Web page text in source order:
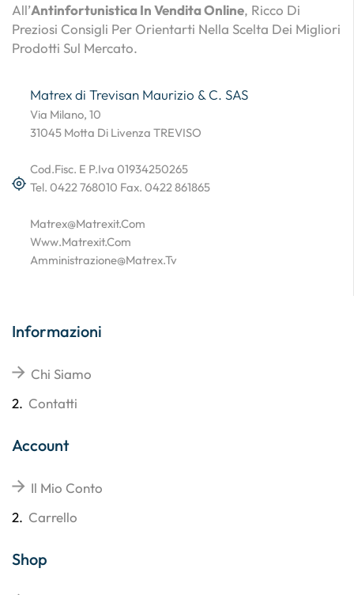
All’Antinfortunistica In Vendita Online, Ricco Di
Preziosi Consigli Per Orientarti Nella Scelta Dei Migliori
Prodotti Sul Mercato.
Matrex di Trevisan Maurizio & C. SAS
Via Milano, 10
31045 Motta Di Livenza TREVISO
Cod.Fisc. E P.Iva 01934250265
Tel. 0422 768010 Fax. 0422 861865
Matrex@matrexit.com
Www.matrexit.com
Amministrazione@matrex.tv
Informazioni
Chi Siamo
2. Contatti
Account
Il Mio Conto
2. Carrello
Shop